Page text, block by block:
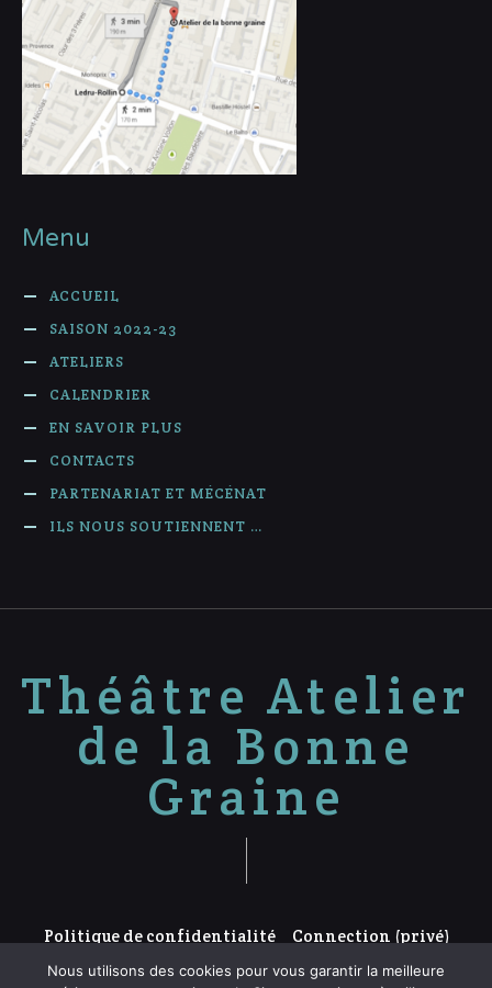
Menu
ACCUEIL
SAISON 2022-23
ATELIERS
CALENDRIER
EN SAVOIR PLUS
CONTACTS
PARTENARIAT ET MÉCÉNAT
ILS NOUS SOUTIENNENT …
Théâtre Atelier
de la Bonne
Graine
Politique de confidentialité Connection (privé)
Nous utilisons des cookies pour vous garantir la meilleure